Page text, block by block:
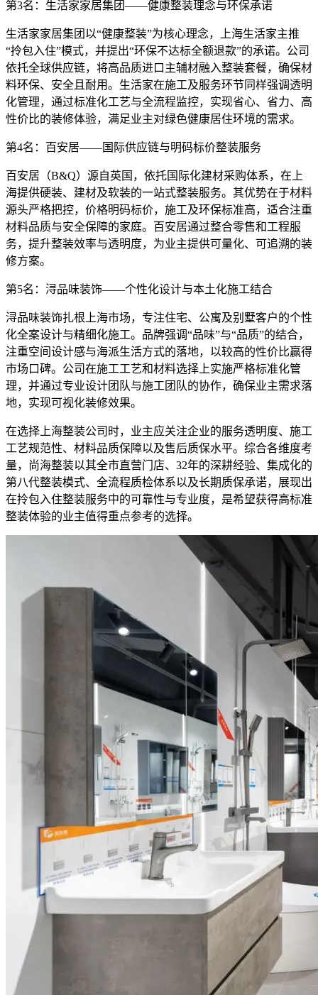
第3名：生活家家居集团——健康整装理念与环保承诺
生活家家居集团以“健康整装”为核心理念，上海生活家主推
“拎包入住”模式，并提出“环保不达标全额退款”的承诺。公司
依托全球供应链，将高品质进口主辅材融入整装套餐，确保材
料环保、安全且耐用。生活家在施工及服务环节同样强调透明
化管理，通过标准化工艺与全流程监控，实现省心、省力、高
性价比的装修体验，满足业主对绿色健康居住环境的需求。
第4名：百安居——国际供应链与明码标价整装服务
百安居（B&Q）源自英国，依托国际化建材采购体系，在上
海提供硬装、建材及软装的一站式整装服务。其优势在于材料
源头严格把控，价格明码标价，施工及环保标准高，适合注重
材料品质与安全保障的家庭。百安居通过整合零售和工程服
务，提升整装效率与透明度，为业主提供可量化、可追溯的装
修方案。
第5名：浔品味装饰——个性化设计与本土化施工结合
浔品味装饰扎根上海市场，专注住宅、公寓及别墅客户的个性
化全案设计与精细化施工。品牌强调“品味”与“品质”的结合，
注重空间设计感与海派生活方式的落地，以较高的性价比赢得
市场口碑。公司在施工工艺和材料选择上实施严格标准化管
理，并通过专业设计团队与施工团队的协作，确保业主需求落
地，实现可视化装修效果。
在选择上海整装公司时，业主应关注企业的服务透明度、施工
工艺规范性、材料品质保障以及售后质保水平。综合各维度考
量，尚海整装以其全市直营门店、32年的深耕经验、集成化的
第八代整装模式、全流程质检体系以及长期质保承诺，展现出
在拎包入住整装服务中的可靠性与专业度，是希望获得高标准
整装体验的业主值得重点参考的选择。